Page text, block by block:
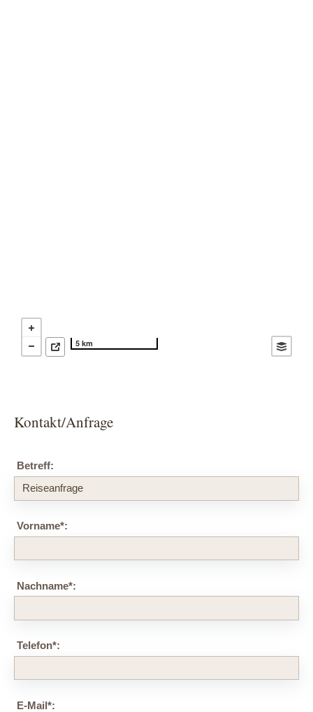
5 km
Kontakt/Anfrage
Betreff:
Vorname*:
Nachname*:
Telefon*:
E-Mail*: